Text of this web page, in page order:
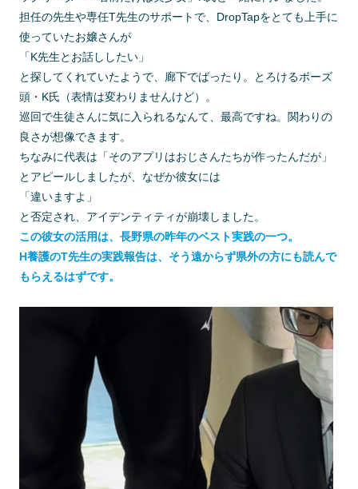
担任の先生や専任T先生のサポートで、DropTapをとても上手に
使っていたお嬢さんが
「K先生とお話ししたい」
と探してくれていたようで、廊下でばったり。とろけるボーズ
頭・K氏（表情は変わりませんけど）。
巡回で生徒さんに気に入られるなんて、最高ですね。関わりの
良さが想像できます。
ちなみに代表は「そのアプリはおじさんたちが作ったんだが」
とアピールしましたが、なぜか彼女には
「違いますよ」
と否定され、アイデンティティが崩壊しました。
この彼女の活用は、長野県の昨年のベスト実践の一つ。
H養護のT先生の実践報告は、そう遠からず県外の方にも読んで
もらえるはずです。